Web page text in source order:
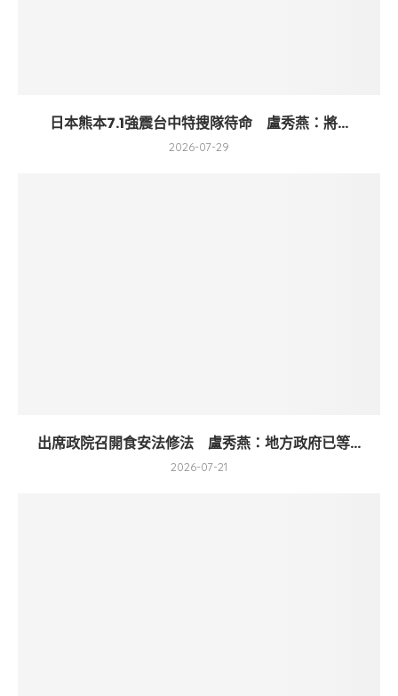
日本熊本7.1強震台中特搜隊待命 盧秀燕：將...
2026-07-29
出席政院召開食安法修法 盧秀燕：地方政府已等...
2026-07-21